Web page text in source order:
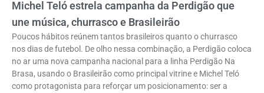
Michel Teló estrela campanha da Perdigão que
une música, churrasco e Brasileirão
Poucos hábitos reúnem tantos brasileiros quanto o churrasco
nos dias de futebol. De olho nessa combinação, a Perdigão coloca
no ar uma nova campanha nacional para a linha Perdigão Na
Brasa, usando o Brasileirão como principal vitrine e Michel Teló
como protagonista para reforçar um posicionamento: ser a